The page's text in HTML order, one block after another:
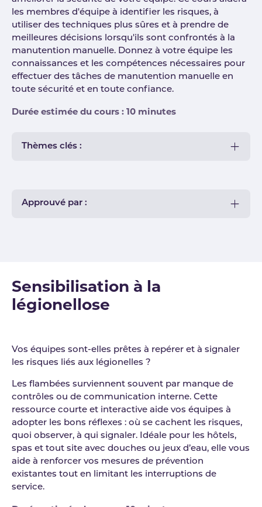
les membres d'équipe à identifier les risques, à
utiliser des techniques plus sûres et à prendre de
meilleures décisions lorsqu'ils sont confrontés à la
manutention manuelle. Donnez à votre équipe les
connaissances et les compétences nécessaires pour
effectuer des tâches de manutention manuelle en
toute sécurité et en toute confiance.
Durée estimée du cours : 10 minutes
Thèmes clés :
Approuvé par :
Sensibilisation à la
légionellose
Vos équipes sont-elles prêtes à repérer et à signaler
les risques liés aux légionelles ?
Les flambées surviennent souvent par manque de
contrôles ou de communication interne. Cette
ressource courte et interactive aide vos équipes à
adopter les bons réflexes : où se cachent les risques,
quoi observer, à qui signaler. Idéale pour les hôtels,
spas et tout site avec douches ou jeux d’eau, elle vous
aide à renforcer vos mesures de prévention
existantes tout en limitant les interruptions de
service.